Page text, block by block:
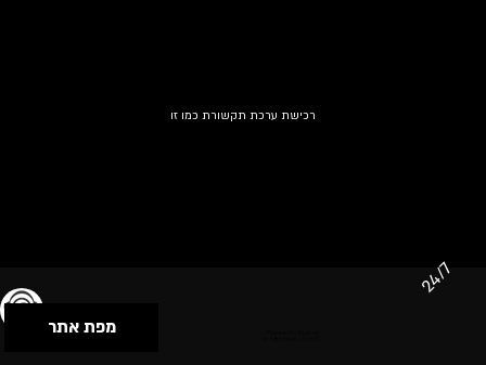
רכישת ערכת תקשורת כמו זו
מפת אתר
24/7